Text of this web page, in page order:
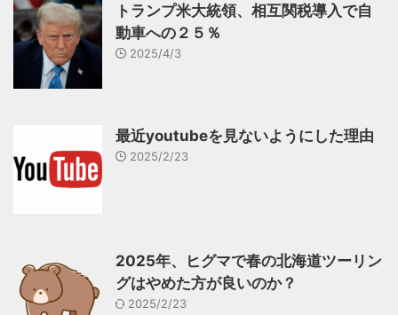
トランプ米大統領、相互関税導入で自
動車への２５％
2025/4/3
最近youtubeを見ないようにした理由
2025/2/23
2025年、ヒグマで春の北海道ツーリン
グはやめた方が良いのか？
2025/2/23